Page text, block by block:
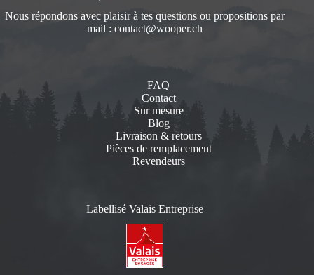
Nous répondons avec plaisir à tes questions ou propositions par
mail : contact@wooper.ch
FAQ
Contact
Sur mesure
Blog
Livraison & retours
Pièces de remplacement
Revendeurs
Labellisé Valais Entreprise